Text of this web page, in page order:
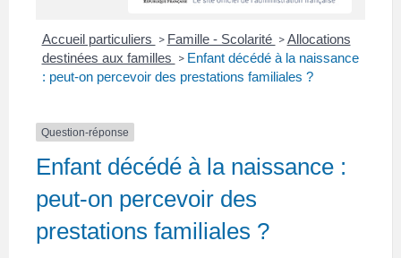
Accueil particuliers > Famille - Scolarité > Allocations
destinées aux familles > Enfant décédé à la naissance
: peut-on percevoir des prestations familiales ?
Question-réponse
Enfant décédé à la naissance :
peut-on percevoir des
prestations familiales ?